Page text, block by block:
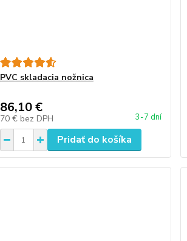
PVC skladacia nožnica
86,10 €
70 € bez DPH 3-7 dní
Pridať do košíka